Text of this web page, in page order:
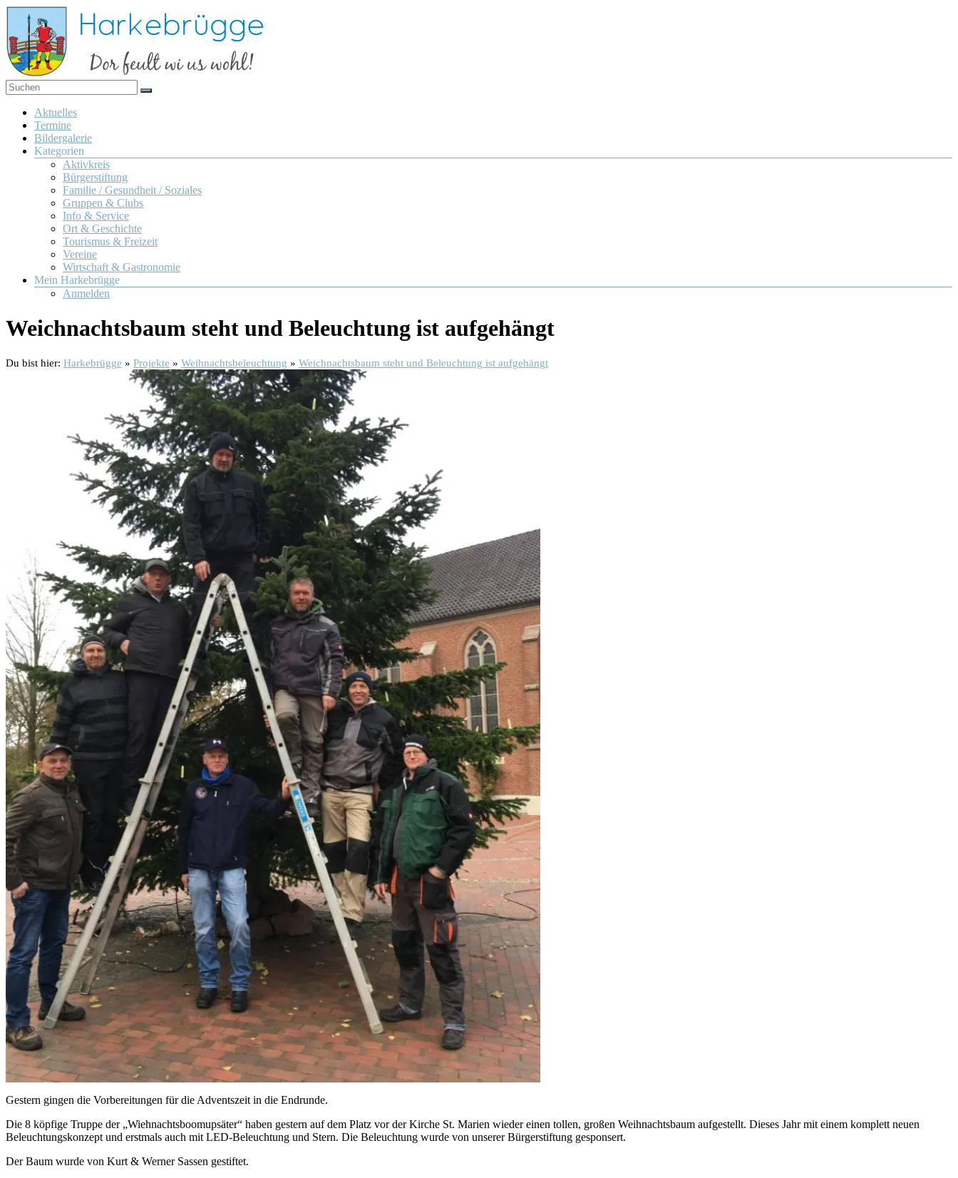
Zum
Inhalt
springen
Harkebrügge
Dor
feult
wi us
wohl!
Menü
Aktuelles
Termine
Bildergalerie
Kategorien
Aktivkreis
Bürgerstiftung
Familie / Gesundheit / Soziales
Gruppen & Clubs
Info & Service
Ort & Geschichte
Tourismus & Freizeit
Vereine
Wirtschaft & Gastronomie
Mein Harkebrügge
Anmelden
Weichnachtsbaum steht und Beleuchtung ist aufgehängt
Du bist hier: Harkebrügge » Projekte » Weihnachtsbeleuchtung » Weichnachtsbaum steht und Beleuchtung ist aufgehängt
Gestern gingen die Vorbereitungen für die Adventszeit in die Endrunde.
Die 8 köpfige Truppe der „Wiehnachtsboomupsäter“ haben gestern auf dem Platz vor der Kirche St. Marien wieder einen tollen, großen Weihnachtsbaum aufgestellt. Dieses Jahr mit einem komplett neuen
Beleuchtungskonzept und erstmals auch mit LED-Beleuchtung und Stern. Die Beleuchtung wurde von unserer Bürgerstiftung gesponsert.
Der Baum wurde von Kurt & Werner Sassen gestiftet.